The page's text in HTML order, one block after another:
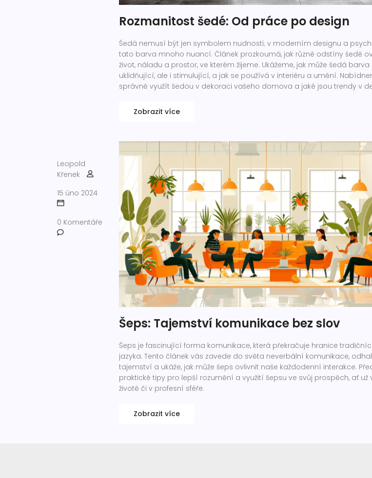
Rozmanitost šedé: Od práce po design
Šedá nemusí být jen symbolem nudnosti; v moderním designu a
tato barva mnoho nuancí. Článek prozkoumá, jak různé odstíny šedé
život, náladu a prostor, ve kterém žijeme. Ukážeme, jak může šedá
uklidňující, ale i stimulující, a jak se používá v interiéru a umění.
správně využít šedou v dekoraci vašeho domova a jaké jsou trendy v
Zobrazit více
Leopold
Křenek
15 úno 2024
0 Komentáře
Šeps: Tajemství komunikace bez slov
Šeps je fascinující forma komunikace, která překračuje hranice
jazyka. Tento článek vás zavede do světa neverbální komunikace,
tajemství a ukáže, jak může šeps ovlivnit naše každodenní interakce.
praktické tipy pro lepší rozumění a využití šepsu ve svůj prospěch, ať
životě či v profesní sféře.
Zobrazit více